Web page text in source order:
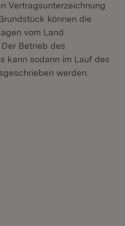
Vertragsunterzeichnung
können die
vom Land
Betrieb des
kann sodann im Lauf des
werden.